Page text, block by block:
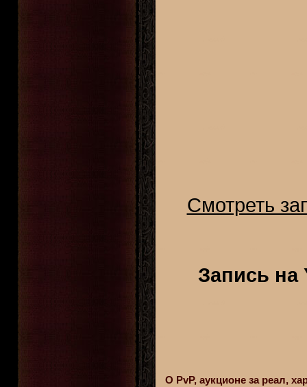
Смотреть
Запись на
О PvP, аукционе за реал,